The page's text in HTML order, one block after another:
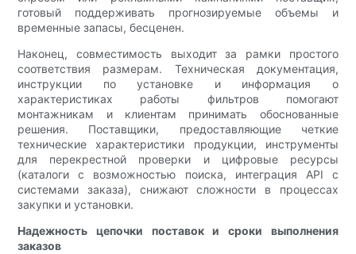
готовый поддерживать прогнозируемые объемы и
временные запасы, бесценен.
Наконец, совместимость выходит за рамки простого
соответствия размерам. Техническая документация,
инструкции по установке и информация о
характеристиках работы фильтров помогают
монтажникам и клиентам принимать обоснованные
решения. Поставщики, предоставляющие четкие
технические характеристики продукции, инструменты
для перекрестной проверки и цифровые ресурсы
(каталоги с возможностью поиска, интеграция API с
системами заказа), снижают сложности в процессах
закупки и установки.
Надежность цепочки поставок и сроки выполнения
заказов